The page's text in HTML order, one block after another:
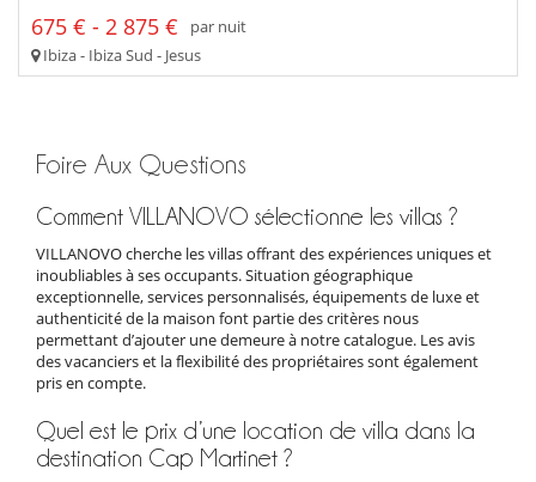
675 € - 2 875 €
par nuit
Ibiza - Ibiza Sud - Jesus
Foire Aux Questions
Comment VILLANOVO sélectionne les villas ?
VILLANOVO cherche les villas offrant des expériences uniques et
inoubliables à ses occupants. Situation géographique
exceptionnelle, services personnalisés, équipements de luxe et
authenticité de la maison font partie des critères nous
permettant d’ajouter une demeure à notre catalogue. Les avis
des vacanciers et la flexibilité des propriétaires sont également
pris en compte.
Quel est le prix d’une location de villa dans la
destination Cap Martinet ?